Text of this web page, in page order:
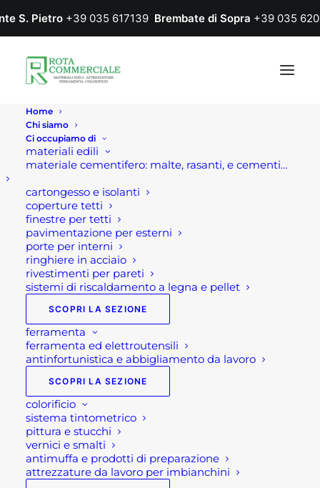
S. Pietro +39 035 617139 Brembate di Sopra +39 035
Home
Chi siamo
Ci occupiamo di
materiali edili
materiale cementifero: malte, rasanti, e cementi…
cartongesso e isolanti
coperture tetti
finestre per tetti
pavimentazione per esterni
porte per interni
ringhiere in acciaio
rivestimenti per pareti
sistemi di riscaldamento a legna e pellet
SCOPRI LA SEZIONE
ferramenta
ferramenta ed elettroutensili
antinfortunistica e abbigliamento da lavoro
SCOPRI LA SEZIONE
colorificio
sistema tintometrico
pittura e stucchi
vernici e smalti
antimuffa e prodotti di preparazione
attrezzature da lavoro per imbianchini